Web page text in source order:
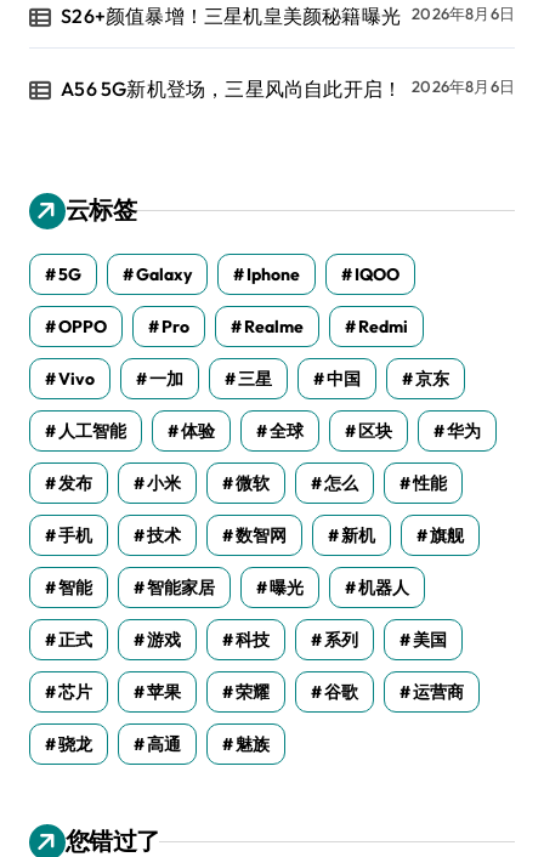
S26+颜值暴增！三星机皇美颜秘籍曝光 2026年8月6日
A56 5G新机登场，三星风尚自此开启！ 2026年8月6日
云标签
5G Galaxy Iphone IQOO
OPPO Pro Realme Redmi
Vivo 一加 三星 中国 京东
人工智能 体验 全球 区块 华为
发布 小米 微软 怎么 性能
手机 技术 数智网 新机 旗舰
智能 智能家居 曝光 机器人
正式 游戏 科技 系列 美国
芯片 苹果 荣耀 谷歌 运营商
骁龙 高通 魅族
您错过了